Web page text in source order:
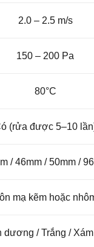
2.0 – 2.5 m/s
150 – 200 Pa
80°C
(rửa được 5–10
/ 46mm / 50mm /
mạ kẽm hoặc
dương / Trắng /